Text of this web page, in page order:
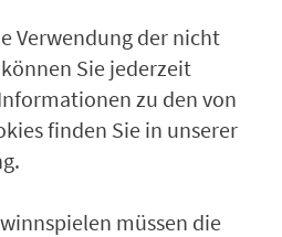
o.T.)
Verwendung der nicht
Sie jederzeit
zu den von
finden Sie in unserer
müssen die